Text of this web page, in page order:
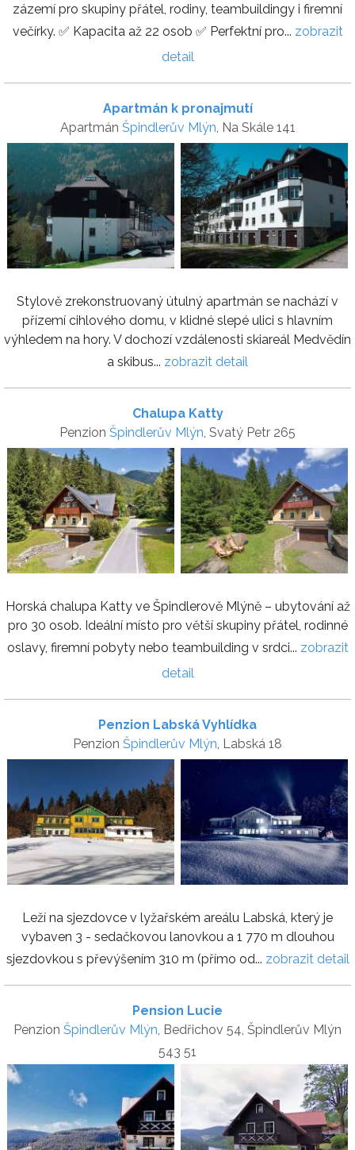
zázemí pro skupiny přátel, rodiny, teambuildingy i firemní
večírky. ✅ Kapacita až 22 osob ✅ Perfektní pro... zobrazit
detail
Apartmán k pronajmutí
Apartmán Špindlerův Mlýn , Na Skále 141
Stylově zrekonstruovaný útulný apartmán se nachází v
přízemí cihlového domu, v klidné slepé ulici s hlavním
výhledem na hory. V dochozí vzdálenosti skiareál Medvědín
a skibus... zobrazit detail
Chalupa Katty
Penzion Špindlerův Mlýn, Svatý Petr 265
Horská chalupa Katty ve Špindlerově Mlýně – ubytování až
pro 30 osob. Ideální místo pro větší skupiny přátel, rodinné
oslavy, firemní pobyty nebo teambuilding v srdci... zobrazit
detail
Penzion Labská Vyhlídka
Penzion Špindlerův Mlýn, Labská 18
Leží na sjezdovce v lyžařském areálu Labská, který je
vybaven 3 - sedačkovou lanovkou a 1 770 m dlouhou
sjezdovkou s převýšením 310 m (přímo od... zobrazit detail
Pension Lucie
Penzion Špindlerův Mlýn, Bedřichov 54, Špindlerův Mlýn
543 51